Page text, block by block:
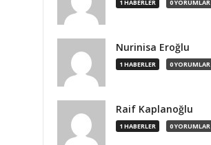
1 HABERLER 0 YORUMLAR
Nurinisa Eroğlu
1 HABERLER 0 YORUMLAR
Raif Kaplanoğlu
1 HABERLER 0 YORUMLAR